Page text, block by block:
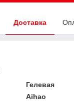
Доставка
Гелевая
Aihao